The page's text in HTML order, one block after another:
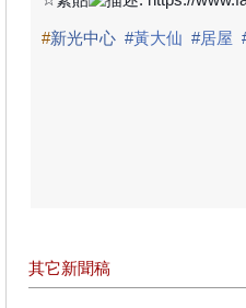
#新光中心 #黃大仙 #居屋
其它新聞稿